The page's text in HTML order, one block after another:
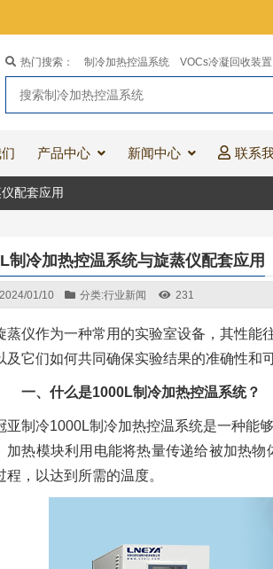
热门搜索： 制冷加热控温系统 VOCs冷凝回收装置
产品中心 新闻中心 联系
配套应用
制冷加热控温系统与旋蒸仪配套应用
2024/01/10 分类:行业新闻 231
蒸仪作为一种常用的实验室设备，其性能
及它们如何共同确保实验结果的准确性和可
一、什么是1000L制冷加热控温系统？
亚制冷1000L制冷加热控温系统是一种能
加热模块利用电能将热量传递给被加热
程，以达到所需的温度。